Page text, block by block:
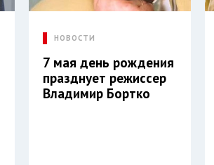
НОВОСТИ
7 мая день рождения
празднует режиссер
Владимир Бортко